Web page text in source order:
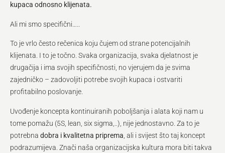
kupaca odnosno klijenata.
Ali mi smo specifični…..
To je vrlo često rečenica koju čujem od strane potencijalnih
klijenata. I to je točno. Svaka organizacija, svaka djelatnost je
drugačija i ima svojih specifičnosti, no vjerujem da je svima
zajedničko – zadovoljiti potrebe svojih kupaca i ostvariti
profitabilno poslovanje.
Uvođenje koncepta kontinuiranih poboljšanja i alata koji nam u
tome pomažu (5S, lean, six sigma,..), nije jednostavno. Za to je
potrebna dobra i kvalitetna priprema , ali i svijest što taj koncept
podrazumijeva. Znači naša organizacijska kultura mora biti takva